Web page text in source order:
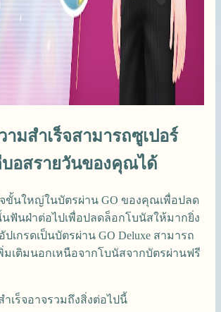
มสำเร็จสามารถซูเปอร์
อสรายวันของคุณได้
จขั้นใหญ่ในบัตรผ่าน GO ของคุณเพื่อปลด
ฟันฝ่าต่อไปเพื่อปลดล็อกโบนัสให้มากยิ่ง
เกรดเป็นบัตรผ่าน GO Deluxe สามารถ
มเติมนอกเหนือจากโบนัสจากบัตรผ่านฟรี
เร็จอาจรวมถึงสิ่งต่อไปนี้